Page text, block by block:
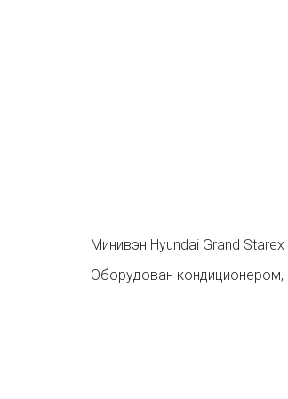
Минивэн Hyundai Grand
Оборудован